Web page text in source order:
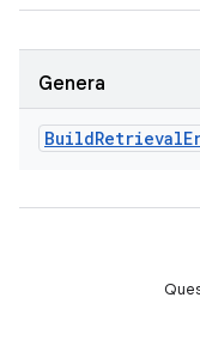
Genera
BuildRetrieval